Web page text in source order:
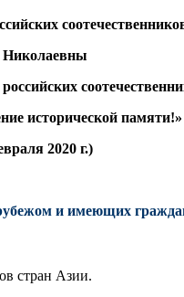
исторической памяти!»
2020 г.)
и имеющих
стран Азии.